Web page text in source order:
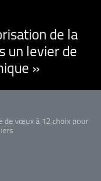
de la
un levier de
»
de vœux à 12 choix pour